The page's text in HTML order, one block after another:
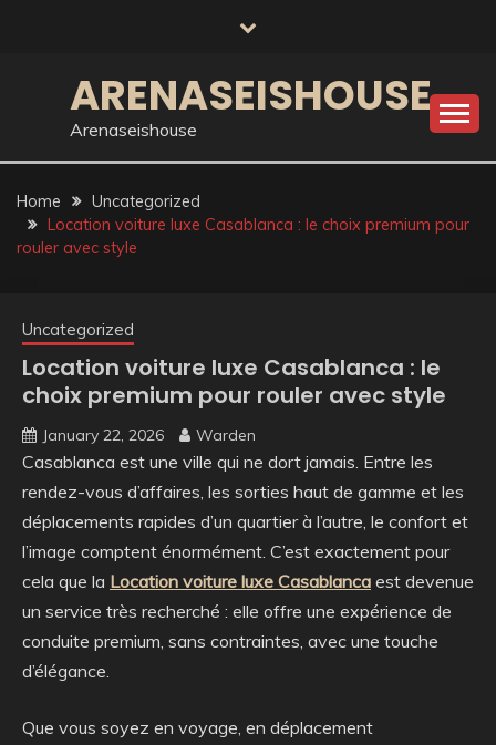
ARENASEISHOUSE
Arenaseishouse
Home
Uncategorized
Location voiture luxe Casablanca : le choix premium pour
rouler avec style
Uncategorized
Location voiture luxe Casablanca : le
choix premium pour rouler avec style
January 22, 2026 Warden
Casablanca est une ville qui ne dort jamais. Entre les
rendez-vous d’affaires, les sorties haut de gamme et les
déplacements rapides d’un quartier à l’autre, le confort et
l’image comptent énormément. C’est exactement pour
cela que la Location voiture luxe Casablanca est devenue
un service très recherché : elle offre une expérience de
conduite premium, sans contraintes, avec une touche
d’élégance.
Que vous soyez en voyage, en déplacement